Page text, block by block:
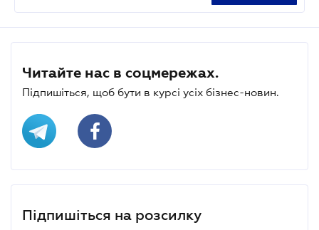
Читайте нас в соцмережах.
Підпишіться, щоб бути в курсі усіх бізнес-новин.
Підпишіться на розсилку